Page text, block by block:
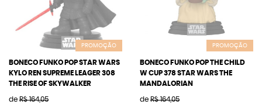
PROMOÇÃO
BONECO FUNKO POP STAR WARS
KYLO REN SUPREME LEAGER 308
THE RISE OF SKYWALKER
de R$ 164,05
PROMOÇÃO
BONECO FUNKO POP THE CHILD
W CUP 378 STAR WARS THE
MANDALORIAN
de R$ 164,05